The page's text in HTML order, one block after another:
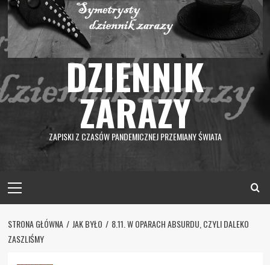
DZIENNIK
ZARAZY
ZAPISKI Z CZASÓW PANDEMICZNEJ PRZEMIANY ŚWIATA
Menu
STRONA GŁÓWNA JAK BYŁO
8.11. W OPARACH ABSURDU, CZYLI DALEKO
ZASZLIŚMY